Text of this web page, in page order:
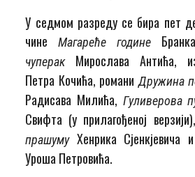
У седмом разреду се бира пет
чинеМагареће године
чуперак Мирослава Антића,
Петра Кочића, романи Дружина
Радисава Милића, Гуливерова
Свифта (у прилагођеној верзији),
прашуму Хенрика Сјенкјевича
Уроша Петровића.